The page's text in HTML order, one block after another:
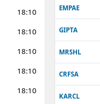
18:10
18:10
18:10
18:10
18:10
EMPAE
GIPTA
MRSHL
CRFSA
KARCL